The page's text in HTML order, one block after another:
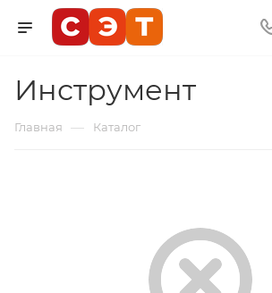
Инструмент
Главная — Каталог